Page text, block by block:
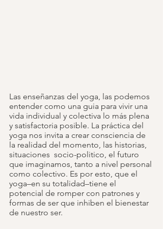
Las enseñanzas del yoga, las podemos
entender como una guia para vivir una
vida individual y colectiva lo más plena
y satisfactoria posible. La práctica del
yoga nos invita a crear consciencia de
la realidad del momento, las historias,
situaciones  socio-politico, el futuro
que imaginamos, tanto a nivel personal
como colectivo. Es por esto, que el
yoga–en su totalidad–tiene el
potencial de romper con patrones y
formas de ser que inhiben el bienestar
de nuestro ser.